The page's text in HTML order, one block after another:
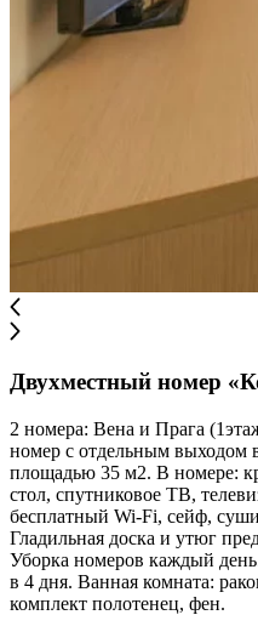
Двухместный номер
2 номера: Вена и Прага
номер с отдельным выходом
площадью 35 м2. В номере:
стол, спутниковое ТВ,
бесплатный Wi-Fi, сейф,
Гладильная доска и утюг
Уборка номеров каждый
в 4 дня. Ванная комната:
комплект полотенец, фен.